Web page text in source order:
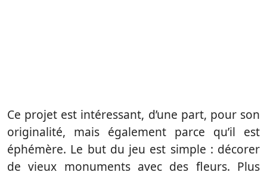
Ce projet est intéressant, d’une part, pour son
originalité, mais également parce qu’il est
éphémère. Le but du jeu est simple : décorer
de vieux monuments avec des fleurs. Plus